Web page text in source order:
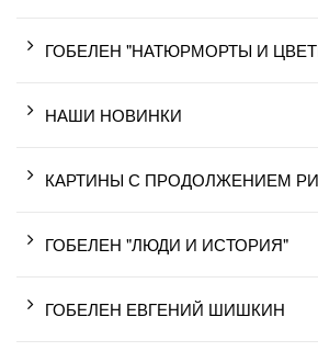
ГОБЕЛЕН "НАТЮРМОРТЫ И
НАШИ НОВИНКИ
КАРТИНЫ С ПРОДОЛЖЕНИЕМ
ГОБЕЛЕН "ЛЮДИ И ИСТОРИЯ"
ГОБЕЛЕН ЕВГЕНИЙ ШИШКИН